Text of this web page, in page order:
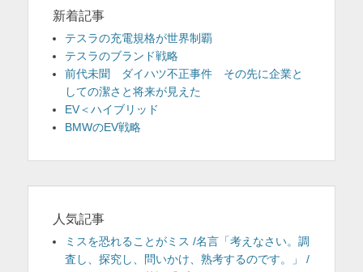
新着記事
テスラの充電規格が世界制覇
テスラのブランド戦略
前代未聞 ダイハツ不正事件 その先に企業と
しての潔さと将来が見えた
EV＜ハイブリッド
BMWのEV戦略
人気記事
ミスを恐れることがミス /名言「考えなさい。調
査し、探究し、問いかけ、熟考するのです。」 /